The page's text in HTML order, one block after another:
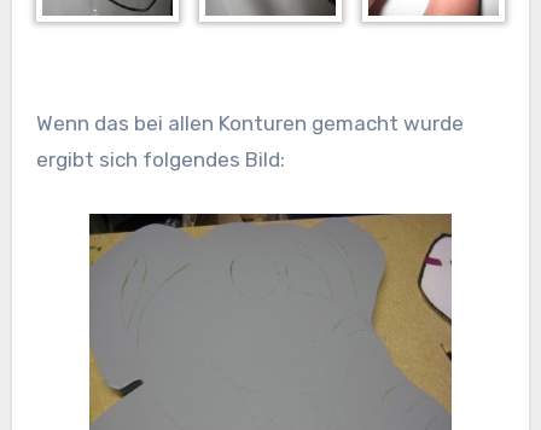
Wenn das bei allen Konturen gemacht wurde
ergibt sich folgendes Bild: